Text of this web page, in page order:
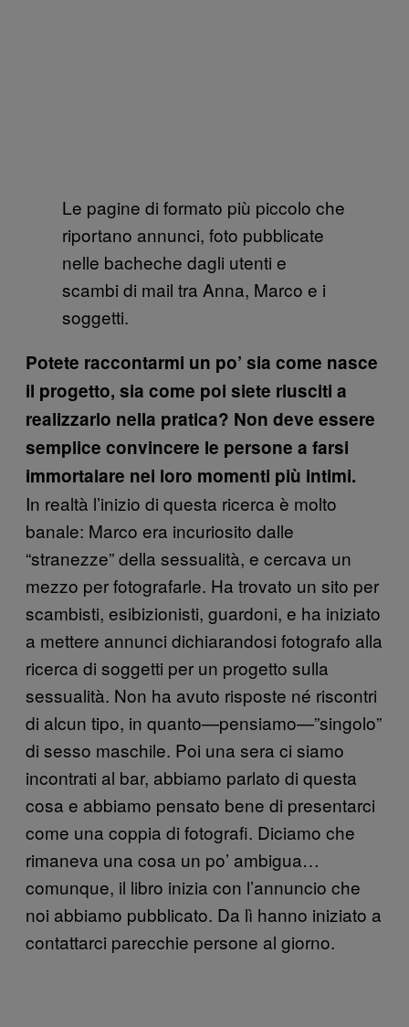
Le pagine di formato più piccolo che
riportano annunci, foto pubblicate
nelle bacheche dagli utenti e
scambi di mail tra Anna, Marco e i
soggetti.
Potete raccontarmi un po’ sia come nasce
il progetto, sia come poi siete riusciti a
realizzarlo nella pratica? Non deve essere
semplice convincere le persone a farsi
immortalare nei loro momenti più intimi.
In realtà l’inizio di questa ricerca è molto
banale: Marco era incuriosito dalle
“stranezze” della sessualità, e cercava un
mezzo per fotografarle. Ha trovato un sito per
scambisti, esibizionisti, guardoni, e ha iniziato
a mettere annunci dichiarandosi fotografo alla
ricerca di soggetti per un progetto sulla
sessualità. Non ha avuto risposte né riscontri
di alcun tipo, in quanto—pensiamo—”singolo”
di sesso maschile. Poi una sera ci siamo
incontrati al bar, abbiamo parlato di questa
cosa e abbiamo pensato bene di presentarci
come una coppia di fotografi. Diciamo che
rimaneva una cosa un po’ ambigua…
comunque, il libro inizia con l’annuncio che
noi abbiamo pubblicato. Da lì hanno iniziato a
contattarci parecchie persone al giorno.